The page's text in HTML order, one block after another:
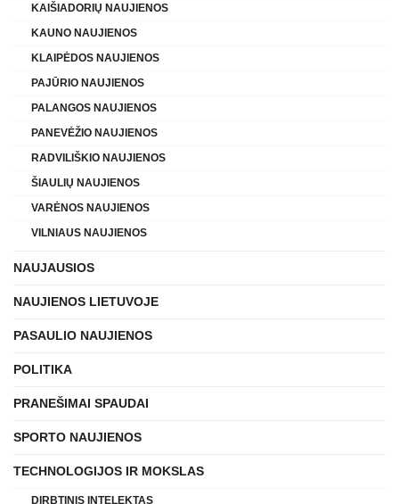
KAIŠIADORIŲ NAUJIENOS
KAUNO NAUJIENOS
KLAIPĖDOS NAUJIENOS
PAJŪRIO NAUJIENOS
PALANGOS NAUJIENOS
PANEVĖŽIO NAUJIENOS
RADVILIŠKIO NAUJIENOS
ŠIAULIŲ NAUJIENOS
VARĖNOS NAUJIENOS
VILNIAUS NAUJIENOS
NAUJAUSIOS
NAUJIENOS LIETUVOJE
PASAULIO NAUJIENOS
POLITIKA
PRANEŠIMAI SPAUDAI
SPORTO NAUJIENOS
TECHNOLOGIJOS IR MOKSLAS
DIRBTINIS INTELEKTAS